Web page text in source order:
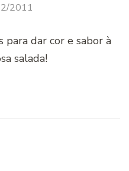
2011
para dar cor e sabor à
salada!